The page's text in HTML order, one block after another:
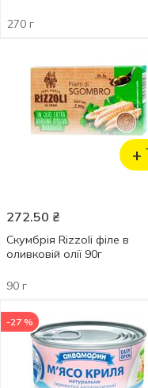
270 г
+
272.50 ₴
Скумбрія Rizzoli філе в
оливковій олії 90г
90 г
-27 %